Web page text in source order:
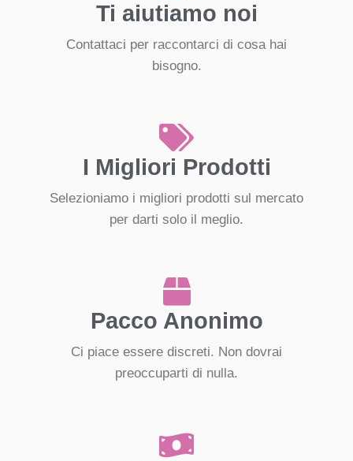
Ti aiutiamo noi
Contattaci per raccontarci di cosa hai
bisogno.
I Migliori Prodotti
Selezioniamo i migliori prodotti sul mercato
per darti solo il meglio.
Pacco Anonimo
Ci piace essere discreti. Non dovrai
preoccuparti di nulla.